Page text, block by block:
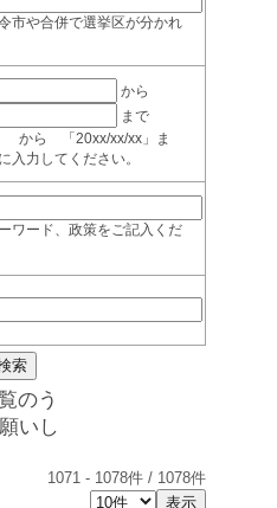
市や合併で選挙区が分かれ
から
まで
から 「20xx/xx/xx」ま
力してください。
ワード、政策をご記入くだ
のう
いし
1071 - 1078件 / 1078件